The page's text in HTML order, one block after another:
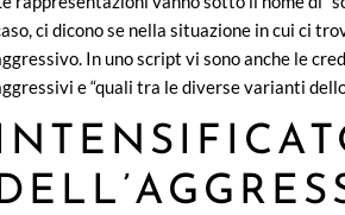
ci dicono se nella situazione in cui ci
In uno script vi sono anche le
e “quali tra le diverse varianti